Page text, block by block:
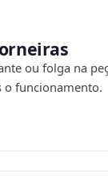
ou folga na
o funcionamento.